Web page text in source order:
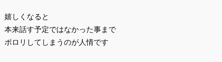
嬉しくなると
本来話す予定ではなかった事まで
ポロリしてしまうのが人情です